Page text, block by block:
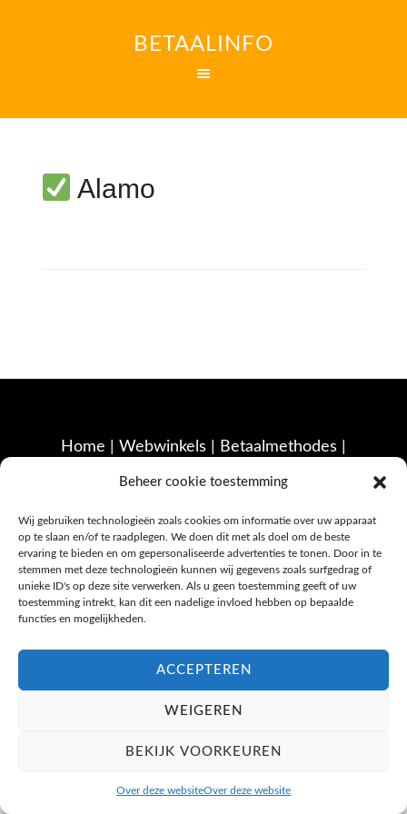
Beheer cookie toestemming
Wij gebruiken technologieën zoals cookies om informatie over uw apparaat
op te slaan en/of te raadplegen. We doen dit met als doel om de beste
ervaring te bieden en om gepersonaliseerde advertenties te tonen. Door in te
stemmen met deze technologieën kunnen wij gegevens zoals surfgedrag of
unieke ID's op deze site verwerken. Als u geen toestemming geeft of uw
toestemming intrekt, kan dit een nadelige invloed hebben op bepaalde
functies en mogelijkheden.
ACCEPTEREN
WEIGEREN
BEKIJK VOORKEUREN
Over deze websiteOver deze website
BETAALINFO
Alamo
Home Webwinkels Betaalmethodes
Retourlabels| Over deze website | Privacy |